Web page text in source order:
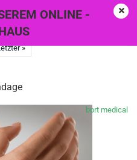
ONLINE -
»
bort medical